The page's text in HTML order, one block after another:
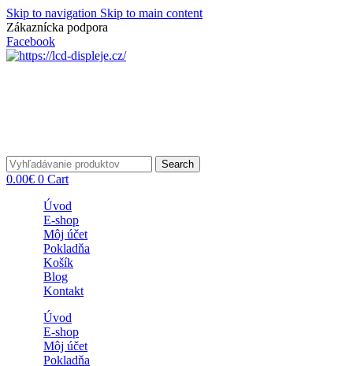
Skip to navigation Skip to main content
Zákaznícka podpora
Facebook
Search
0.00€ 0 Cart
Úvod
E-shop
Môj účet
Pokladňa
Košík
Blog
Kontakt
Úvod
E-shop
Môj účet
Pokladňa